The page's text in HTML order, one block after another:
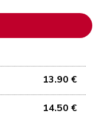
13.90 €
14.50 €